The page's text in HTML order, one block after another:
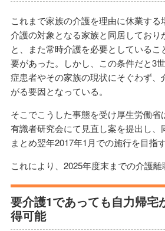
これまで家族の介護を理由に休業す
介護の対象となる家族と同居しており
と、また常時介護を必要としている
要があった。しかし、この条件だと3
症患者やその家族の現状にそぐわず、
がる要因となっている。
そこでこうした事態を受け厚生労働省
有識者研究会にて見直し案を提出し、
まとめ翌年2017年1月での施行を目指
これにより、2025年度末までの介護離
要介護1であっても自力帰宅
得可能